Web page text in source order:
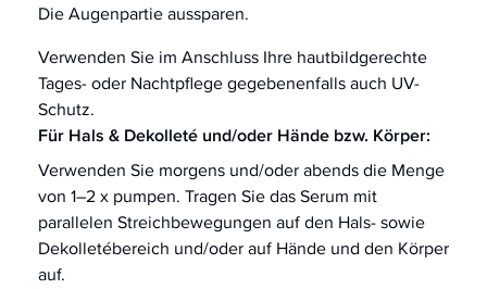
Die Augenpartie aussparen.
Verwenden Sie im Anschluss Ihre hautbildgerechte
Tages- oder Nachtpflege gegebenenfalls auch UV-
Schutz.
Für Hals & Dekolleté und/oder Hände bzw. Körper:
Verwenden Sie morgens und/oder abends die Menge
von 1–2 x pumpen. Tragen Sie das Serum mit
parallelen Streichbewegungen auf den Hals- sowie
Dekolletébereich und/oder auf Hände und den Körper
auf.